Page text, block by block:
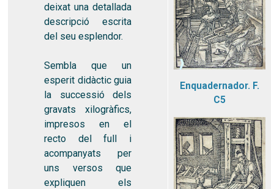
deixat una detallada
descripció escrita
del seu esplendor.
Sembla que un
esperit didàctic guia
la successió dels
gravats xilogràfics,
impresos en el
recto del full i
acompanyats per
uns versos que
expliquen els
Enquadernador. F.
C5